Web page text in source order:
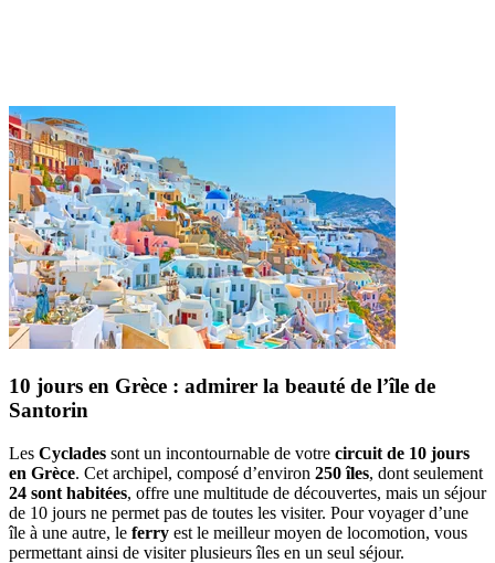
10 jours en Grèce : admirer la beauté de l’île de
Santorin
Les Cyclades sont un incontournable de votre circuit de 10 jours
en Grèce. Cet archipel, composé d’environ 250 îles, dont seulement
24 sont habitées, offre une multitude de découvertes, mais un séjour
de 10 jours ne permet pas de toutes les visiter. Pour voyager d’une
île à une autre, le ferry est le meilleur moyen de locomotion, vous
permettant ainsi de visiter plusieurs îles en un seul séjour.